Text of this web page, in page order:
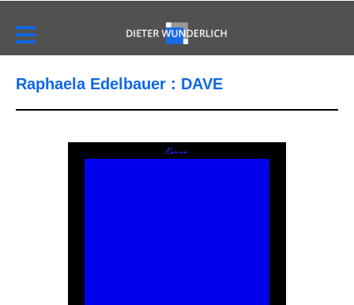
Raphaela Edelbauer : DAVE